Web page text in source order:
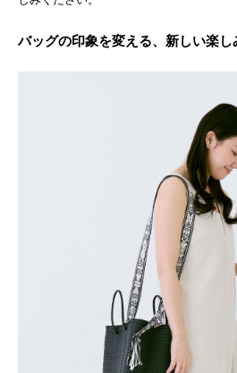
バッグの印象を変える、新しい楽し